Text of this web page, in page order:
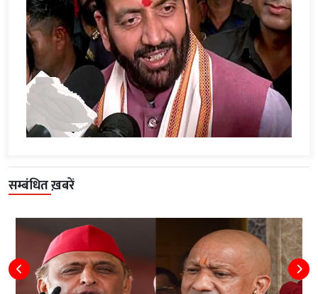
सम्बंधित ख़बरें